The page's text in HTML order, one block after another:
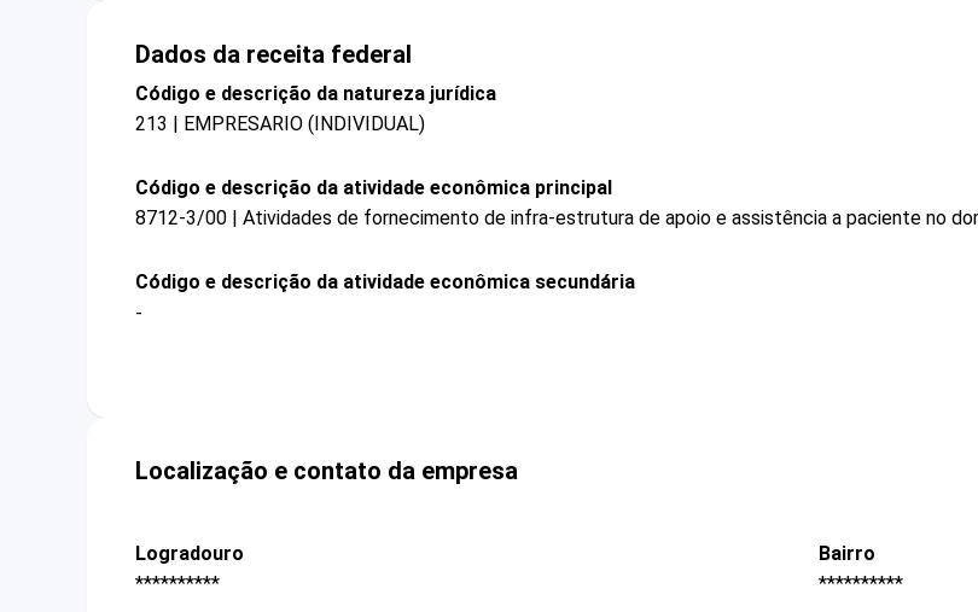
Dados da receita federal
Código e descrição da natureza jurídica
213 | EMPRESARIO (INDIVIDUAL)
Código e descrição da atividade econômica principal
8712-3/00 | Atividades de fornecimento de infra-estrutura de apoio e assistência a paciente no
Código e descrição da atividade econômica secundária
-
Localização e contato da empresa
Logradouro
**********
Bairro
**********